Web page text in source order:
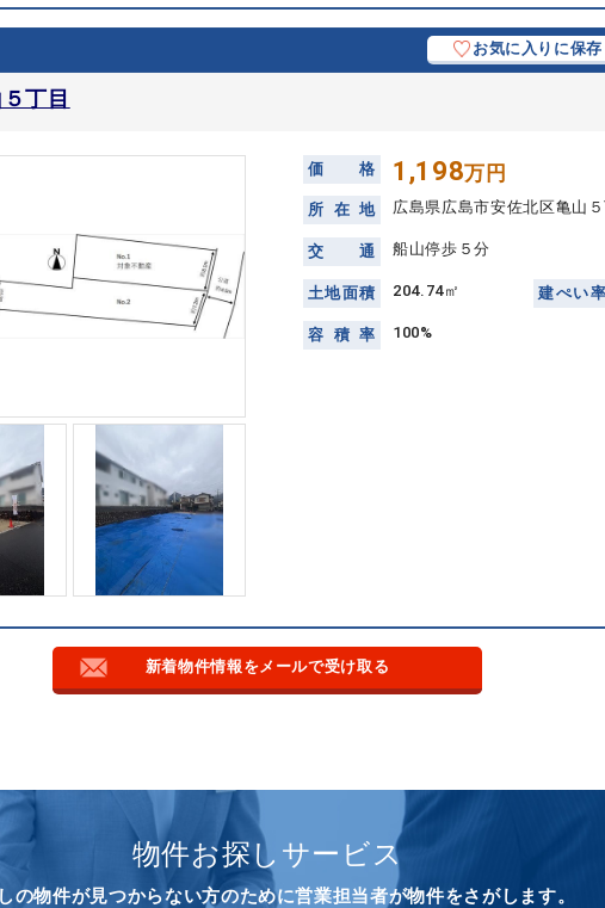
お気に入りに保存
丁目
価 格 1,198万円
所 在 地 広島県広島市安佐北区亀山５
交 通 船山停歩５分
土地面積 204.74㎡ 建ぺい率
容 積 率 100%
新着物件情報をメールで受け取る
物件お探しサービス
の物件が見つからない方のために営業担当者が物件をさがします。